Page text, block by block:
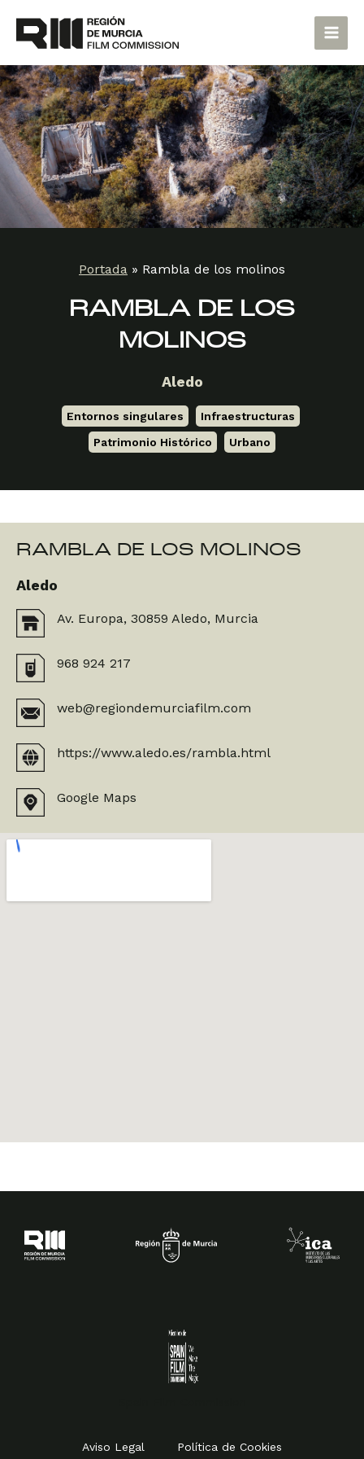
contenido
Main
Portada » Rambla de los molinos
RAMBLA DE LOS
MOLINOS
Aledo
Entornos singulares Infraestructuras
Patrimonio Histórico
Urbano
RAMBLA DE LOS MOLINOS
Aledo
Av. Europa, 30859 Aledo, Murcia
968 924 217
web@regiondemurciafilm.com
https://www.aledo.es/rambla.html
Google Maps
Aviso Legal Política de Cookies